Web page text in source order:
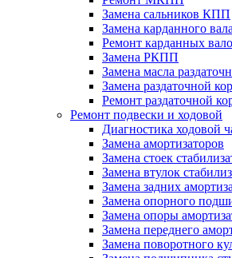
Замена сальников КПП
Замена карданного вала
Ремонт карданных
Замена РКПП
Замена масла
Замена раздаточной
Ремонт раздаточной
Ремонт подвески и ходовой
Диагностика ходовой
Замена амортизаторов
Замена стоек
Замена втулок
Замена задних
Замена опорного
Замена опоры
Замена переднего
Замена поворотного